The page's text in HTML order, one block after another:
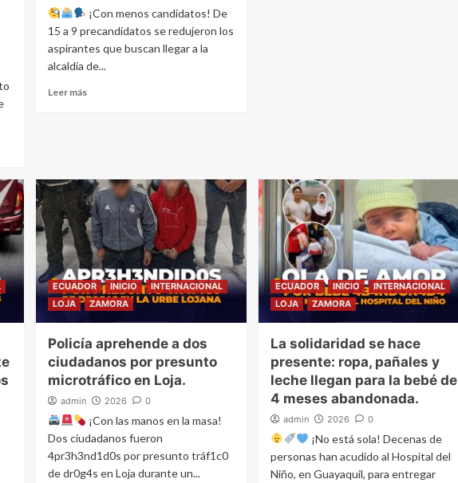
¡Con menos candidatos! De
15 a 9 precandidatos se redujeron los
aspirantes que buscan llegar a la
alcaldía de...
Leer más
ECUADOR INICIO
INTERNACIONAL
LOJA
ZAMORA
Policía aprehende a dos
ciudadanos por presunto
microtráfico en Loja.
admin 2026 0
¡Con las manos en la masa!
Dos ciudadanos fueron
4pr3h3nd1d0s por presunto tráf1c0
de dr0g4s en Loja durante un...
ECUADOR INICIO
INTERNACIONAL
LOJA
ZAMORA
La solidaridad se hace
presente: ropa, pañales y
leche llegan para la bebé de
4 meses abandonada.
admin 2026 0
¡No está sola! Decenas de
personas han acudido al Hospital del
Niño, en Guayaquil, para entregar